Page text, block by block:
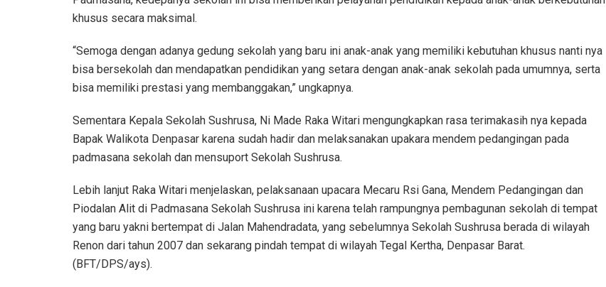
khusus secara maksimal.
“Semoga dengan adanya gedung sekolah yang baru ini anak-anak yang memiliki kebutuhan khusus nanti nya
bisa bersekolah dan mendapatkan pendidikan yang setara dengan anak-anak sekolah pada umumnya, serta
bisa memiliki prestasi yang membanggakan,” ungkapnya.
Sementara Kepala Sekolah Sushrusa, Ni Made Raka Witari mengungkapkan rasa terimakasih nya kepada
Bapak Walikota Denpasar karena sudah hadir dan melaksanakan upakara mendem pedangingan pada
padmasana sekolah dan mensuport Sekolah Sushrusa.
Lebih lanjut Raka Witari menjelaskan, pelaksanaan upacara Mecaru Rsi Gana, Mendem Pedangingan dan
Piodalan Alit di Padmasana Sekolah Sushrusa ini karena telah rampungnya pembagunan sekolah di tempat
yang baru yakni bertempat di Jalan Mahendradata, yang sebelumnya Sekolah Sushrusa berada di wilayah
Renon dari tahun 2007 dan sekarang pindah tempat di wilayah Tegal Kertha, Denpasar Barat.
(BFT/DPS/ays).